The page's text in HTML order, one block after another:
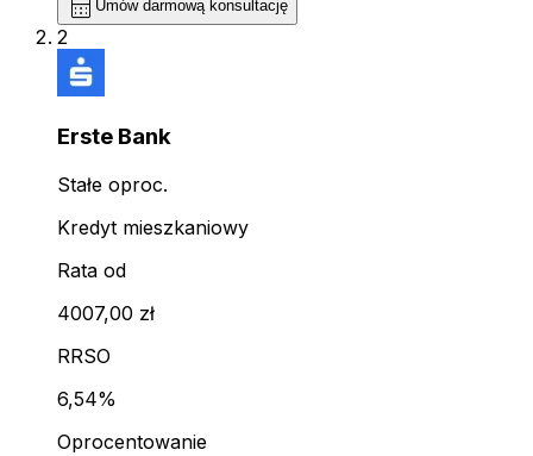
calendar_month Umów darmową konsultację
2
Erste Bank
Stałe oproc.
Kredyt mieszkaniowy
Rata od
4007,00 zł
RRSO
6,54%
Oprocentowanie